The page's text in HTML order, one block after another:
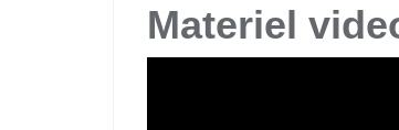
Materiel